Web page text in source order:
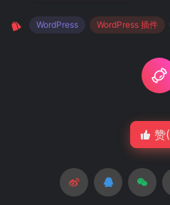
WordPress WordPress 插件
赞(